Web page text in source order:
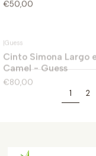
|Guess
€80,00
1 2